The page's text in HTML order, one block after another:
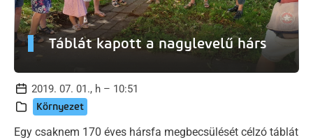
Táblát kapott a nagylevelű hárs
2019. 07. 01., h – 10:51
Környezet
Egy csaknem 170 éves hársfa megbecsülését célzó táblát